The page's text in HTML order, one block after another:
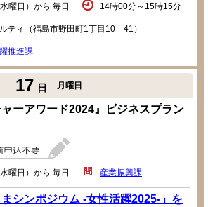
曜日）から 毎日 14時00分～15時15分
ィ（福島市野田町1丁目10－41）
推進課
17 日 月曜日
ャーアワード2024』ビジネスプラン
曜日）から 毎日 産業振興課
まシンポジウム -女性活躍2025-」を